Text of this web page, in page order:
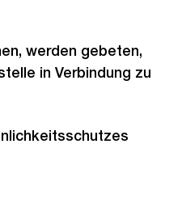
werden gebeten,
in Verbindung zu